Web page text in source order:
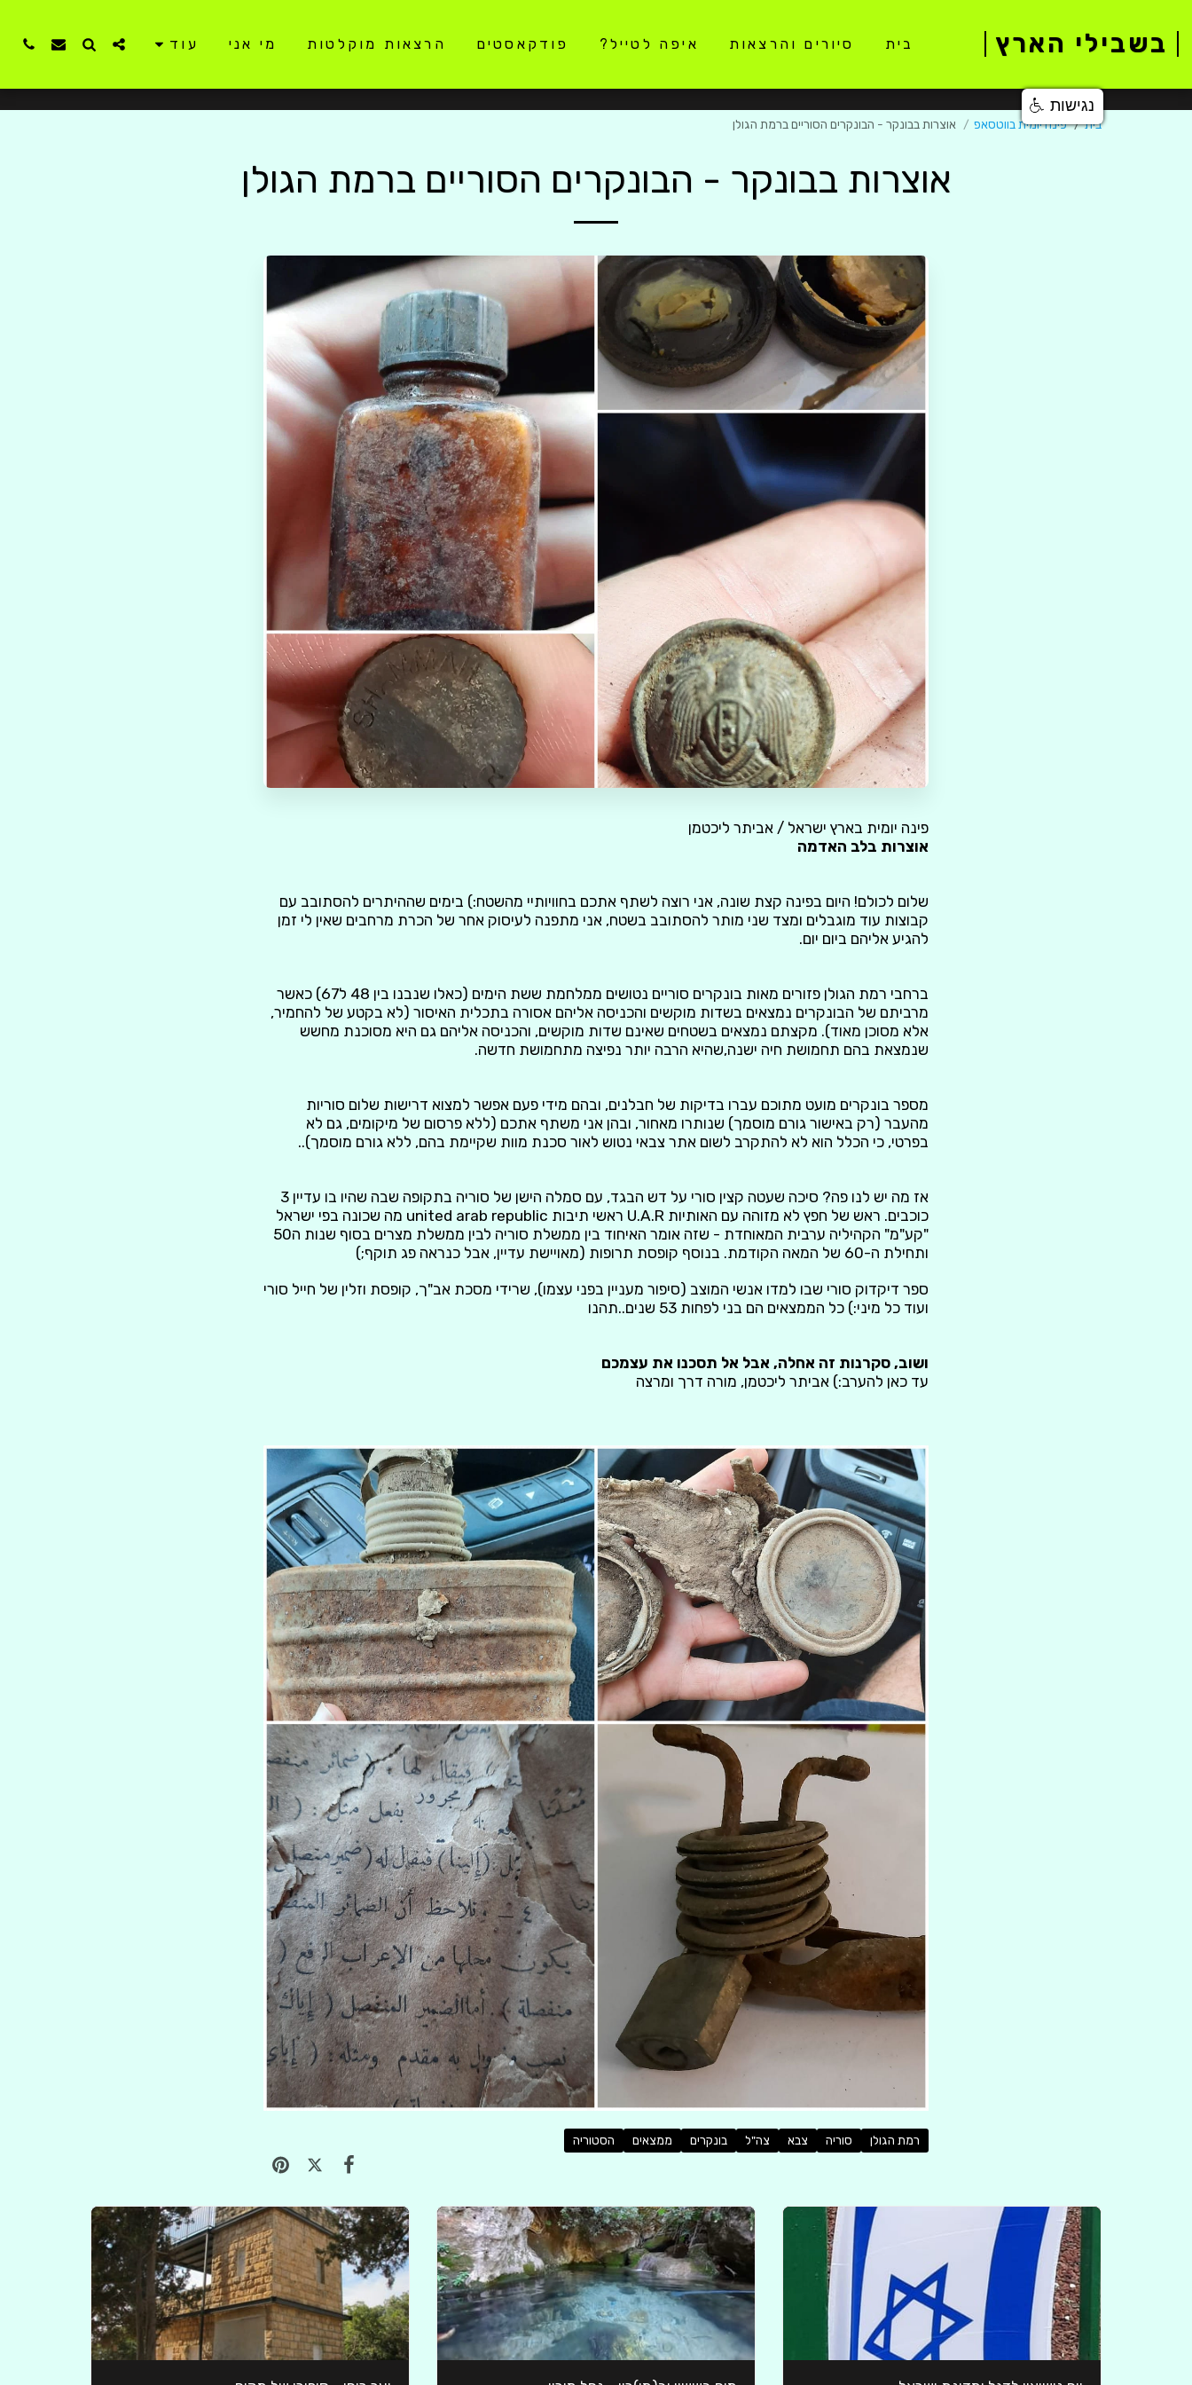
בשבילי הארץ בית סיורים והרצאות איפה לטייל? פודקאסטים הרצאות מוקלטות מי אני עוד
בית פינה יומית בווטסאפ אוצרות בבונקר - הבונקרים הסוריים ברמת הגולן
אוצרות בבונקר - הבונקרים הסוריים ברמת הגולן
פינה יומית בארץ ישראל / אביתר ליכטמן
אוצרות בלב האדמה
שלום לכולם! היום בפינה קצת שונה, אני רוצה לשתף אתכם בחוויותיי מהשטח:) בימים שההיתרים להסתובב עם
קבוצות עוד מוגבלים ומצד שני מותר להסתובב בשטח, אני מתפנה לעיסוק אחר של הכרת מרחבים שאין לי זמן
להגיע אליהם ביום יום.
ברחבי רמת הגולן פזורים מאות בונקרים סוריים נטושים ממלחמת ששת הימים (כאלו שנבנו בין 48 ל67) כאשר
מרביתם של הבונקרים נמצאים בשדות מוקשים והכניסה אליהם אסורה בתכלית האיסור (לא בקטע של להחמיר,
אלא מסוכן מאוד). מקצתם נמצאים בשטחים שאינם שדות מוקשים, והכניסה אליהם גם היא מסוכנת מחשש
שנמצאת בהם תחמושת חיה ישנה,שהיא הרבה יותר נפיצה מתחמושת חדשה.
מספר בונקרים מועט מתוכם עברו בדיקות של חבלנים, ובהם מידי פעם אפשר למצוא דרישות שלום סוריות
מהעבר (רק באישור גורם מוסמך) שנותרו מאחור, ובהן אני משתף אתכם (ללא פרסום של מיקומים, גם לא
בפרטי, כי הכלל הוא לא להתקרב לשום אתר צבאי נטוש לאור סכנת מוות שקיימת בהם, ללא גורם מוסמך)..
אז מה יש לנו פה? סיכה שעטה קצין סורי על דש הבגד, עם סמלה הישן של סוריה בתקופה שבה שהיו בו עדיין 3
כוכבים. ראש של חפץ לא מזוהה עם האותיות U.A.R ראשי תיבות united arab republic מה שכונה בפי ישראל
"קע"מ" הקהיליה ערבית המאוחדת - שזה אומר האיחוד בין ממשלת סוריה לבין ממשלת מצרים בסוף שנות ה50
ותחילת ה-60 של המאה הקודמת. בנוסף קופסת תרופות (מאויישת עדיין, אבל כנראה פג תוקף;)
ספר דיקדוק סורי שבו למדו אנשי המוצב (סיפור מעניין בפני עצמו), שרידי מסכת אב"ך, קופסת וזלין של חייל סורי
ועוד כל מיני:) כל הממצאים הם בני לפחות 53 שנים..תהנו
ושוב, סקרנות זה אחלה, אבל אל תסכנו את עצמכם
עד כאן להערב:) אביתר ליכטמן, מורה דרך ומרצה
רמת הגולן סוריה צבא צה"ל בונקרים ממצאים הסטוריה
נגישות